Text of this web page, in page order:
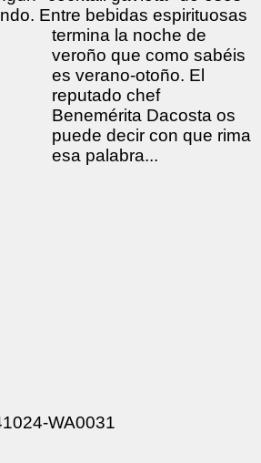
Entre bebidas espirituosas
termina la noche de
veroño que como sabéis
es verano-otoño. El
reputado chef
Benemérita Dacosta os
puede decir con que rima
esa palabra...